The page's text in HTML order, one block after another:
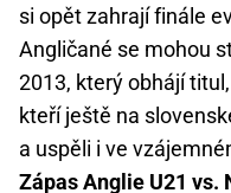
si opět zahrají finále
Angličané se mohou
2013, který obhájí
kteří ještě na
a uspěli i ve
Zápas Anglie U21 vs.